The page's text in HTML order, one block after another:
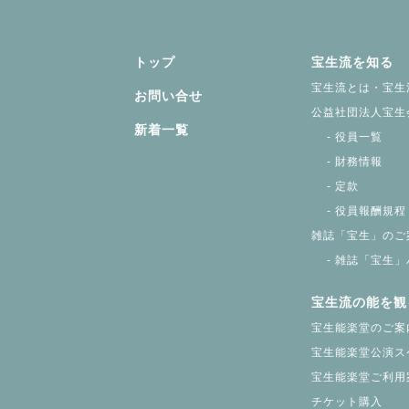
トップ
お問い合せ
新着一覧
宝生流を知る
宝生流とは・宝
公益社団法人宝
- 役員一覧
- 財務情報
- 定款
- 役員報酬規程
雑誌「宝生」のご
- 雑誌「宝生」
宝生流の能を
宝生能楽堂のご案
宝生能楽堂公演
宝生能楽堂ご利
チケット購入